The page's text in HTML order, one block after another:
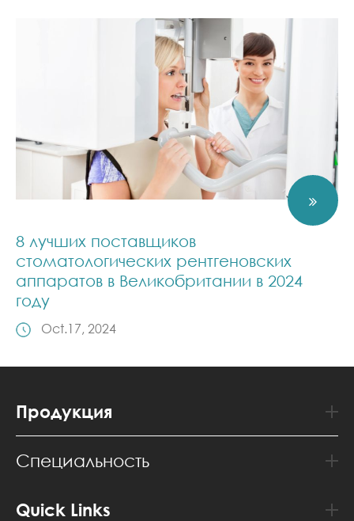
8 лучших поставщиков
стоматологических рентгеновских
аппаратов в Великобритании в 2024
году
Oct.17, 2024
Продукция
Специальность
Quick Links